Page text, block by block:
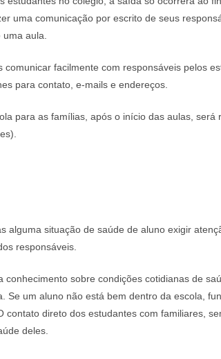
uma comunicação por escrito de seus
aula.
comunicar facilmente com responsáveis pelos
para contato, e-mails e endereços.
para as famílias, após o início das aulas,
alguma situação de saúde de aluno exigir
responsáveis.
conhecimento sobre condições cotidianas de
Se um aluno não está bem dentro da escola,
contato direto dos estudantes com familiares,
deles.